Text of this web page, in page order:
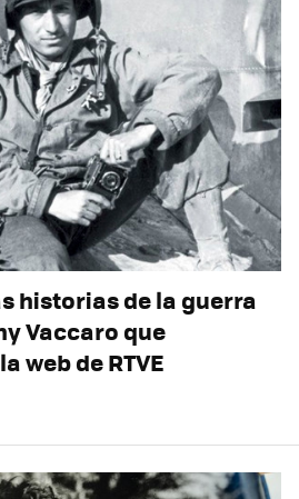
historias de la guerra
Vaccaro que
web de RTVE